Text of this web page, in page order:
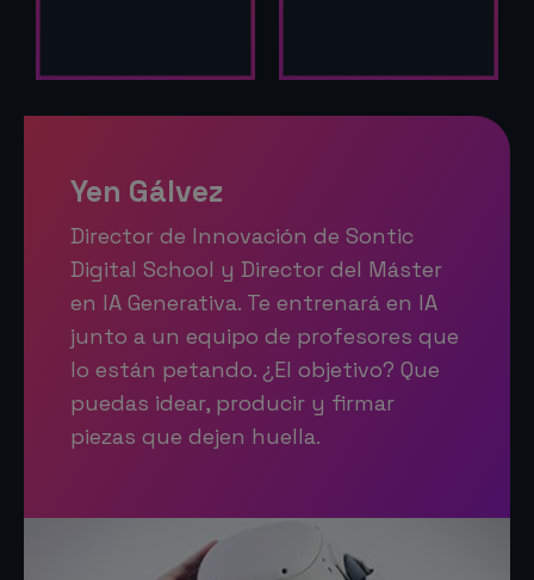
Yen Gálvez
Director de Innovación de Sontic
Digital School y Director del Máster
en IA Generativa. Te entrenará en IA
junto a un equipo de profesores que
lo están petando. ¿El objetivo? Que
puedas idear, producir y firmar
piezas que dejen huella.